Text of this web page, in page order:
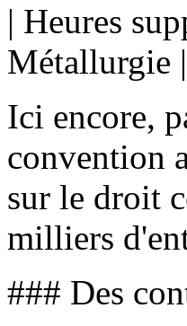
| Heures
Métallurgie |
Ici encore,
convention
sur le droit
milliers
### Des